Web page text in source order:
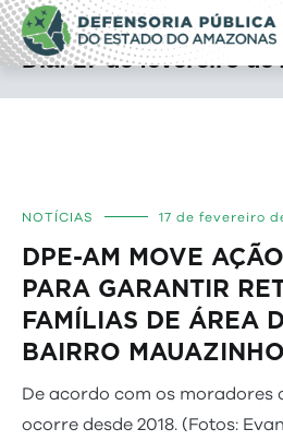
Pular
para
o
conteúdo
Defensoria Pública
Amazonas
Dia:17 de fevereiro de
NOTÍCIAS 17 de fevereiro
DPE-AM MOVE
PARA GARANTIR
FAMÍLIAS DE ÁREA
BAIRRO MAUAZINHO
De acordo com os moradores
ocorre desde 2018. (Fotos: